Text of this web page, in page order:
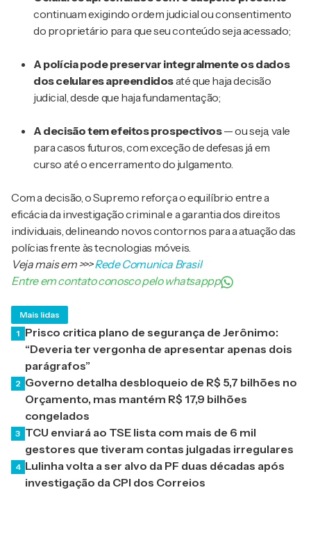
continuam exigindo ordem judicial ou consentimento
do proprietário para que seu conteúdo seja acessado;
A polícia pode preservar integralmente os dados
dos celulares apreendidosaté que haja decisão
judicial, desde que haja fundamentação;
A decisão tem efeitos prospectivos— ou seja, vale
para casos futuros, com exceção de defesas já em
curso até o encerramento do julgamento.
Com a decisão, o Supremo reforça o equilíbrio entre a
eficácia da investigação criminal e a garantia dos direitos
individuais, delineando novos contornos para a atuação das
polícias frente às tecnologias móveis.
Veja mais em>>>Rede Comunica Brasil
Entre em contato conosco pelo whatsappp
Mais lidas
1 Prisco critica plano de segurança de Jerônimo:
“Deveria ter vergonha de apresentar apenas dois
parágrafos”
2 Governo detalha desbloqueio de R$ 5,7 bilhões no
Orçamento, mas mantém R$ 17,9 bilhões
congelados
3 TCU enviará ao TSE lista com mais de 6 mil
gestores que tiveram contas julgadas irregulares
4 Lulinha volta a ser alvo da PF duas décadas após
investigação da CPI dos Correios